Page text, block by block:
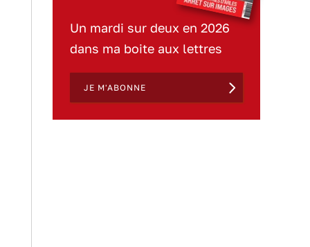
Un mardi sur deux en 2026
dans ma boite aux lettres
JE M'ABONNE